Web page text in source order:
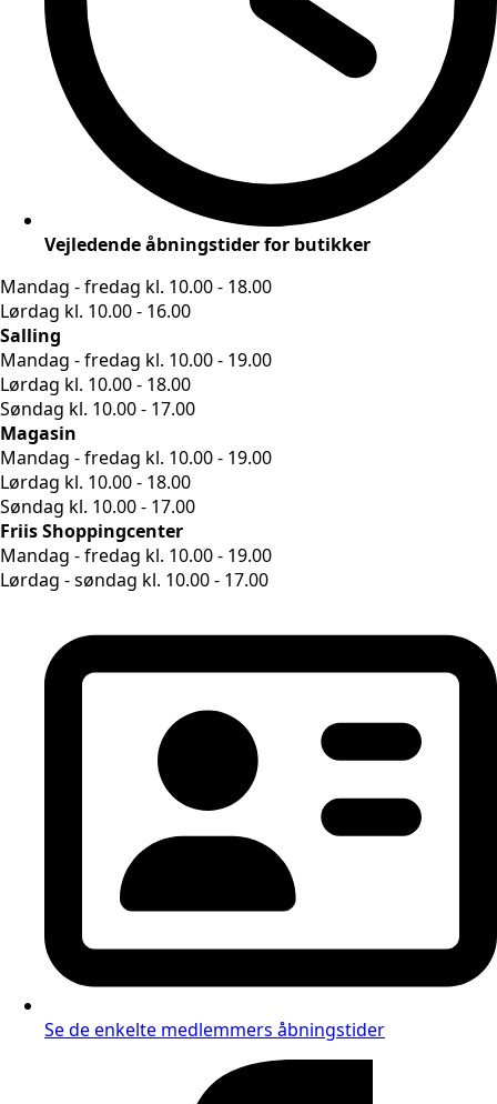
Vejledende åbningstider for butikker
Mandag - fredag kl. 10.00 - 18.00
Lørdag kl. 10.00 - 16.00
Salling
Mandag - fredag kl. 10.00 - 19.00
Lørdag kl. 10.00 - 18.00
Søndag kl. 10.00 - 17.00
Magasin
Mandag - fredag kl. 10.00 - 19.00
Lørdag kl. 10.00 - 18.00
Søndag kl. 10.00 - 17.00
Friis Shoppingcenter
Mandag - fredag kl. 10.00 - 19.00
Lørdag - søndag kl. 10.00 - 17.00
Se de enkelte medlemmers åbningstider